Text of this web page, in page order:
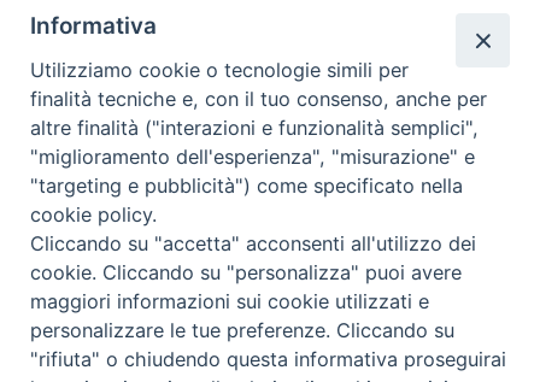
Redazione
Scrivici
Copyright © 2019 - Tutti i diritti riservati - Vita
Trentina Editrice
Privacy Policy
Torna
Informativa
Utilizziamo cookie o tecnologie simili per
finalità tecniche e, con il tuo consenso, anche per
altre finalità ("interazioni e funzionalità semplici",
"miglioramento dell'esperienza", "misurazione" e
"targeting e pubblicità") come specificato nella
cookie policy.
Cliccando su "accetta" acconsenti all'utilizzo dei
cookie. Cliccando su "personalizza" puoi avere
maggiori informazioni sui cookie utilizzati e
personalizzare le tue preferenze. Cliccando su
"rifiuta" o chiudendo questa informativa proseguirai